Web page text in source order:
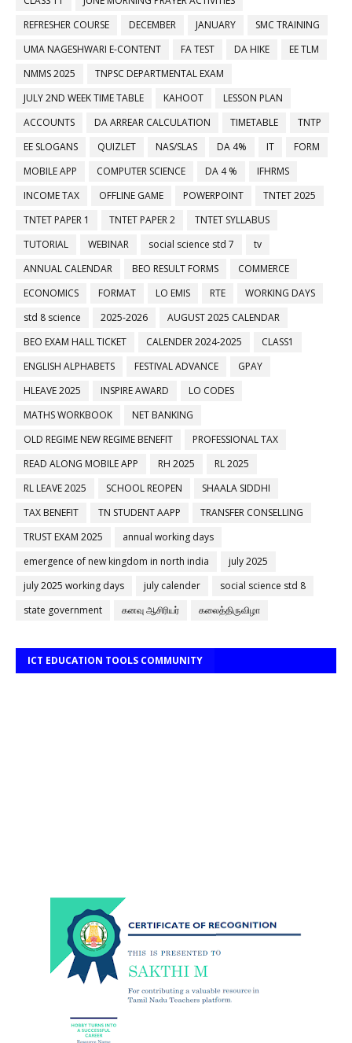
REFRESHER COURSE
DECEMBER JANUARY
SMC TRAINING
UMA NAGESHWARI E-CONTENT
FA TEST DA HIKE
EE TLM
NMMS 2025
TNPSC DEPARTMENTAL EXAM
JULY 2ND WEEK TIME TABLE
KAHOOT
LESSON PLAN
ACCOUNTS
DA ARREAR CALCULATION TIMETABLE
TNTP
EE SLOGANS
QUIZLET NAS/SLAS DA 4% IT
FORM
MOBILE APP
COMPUTER SCIENCE DA 4 %
IFHRMS
INCOME TAX
OFFLINE GAME POWERPOINT
TNTET 2025
TNTET PAPER 1
TNTET PAPER 2
TNTET SYLLABUS
TUTORIAL
WEBINAR social science std 7
tv
ANNUAL CALENDAR
BEO RESULT FORMS
COMMERCE
ECONOMICS
FORMAT LO EMIS RTE
WORKING DAYS
std 8 science
2025-2026
AUGUST 2025 CALENDAR
BEO EXAM HALL TICKET
CALENDER 2024-2025
CLASS1
ENGLISH ALPHABETS
FESTIVAL ADVANCE
GPAY
HLEAVE 2025
INSPIRE AWARD
LO CODES
MATHS WORKBOOK
NET BANKING
OLD REGIME NEW REGIME BENEFIT
PROFESSIONAL TAX
READ ALONG MOBILE APP
RH 2025
RL 2025
RL LEAVE 2025
SCHOOL REOPEN
SHAALA SIDDHI
TAX BENEFIT
TN STUDENT AAPP
TRANSFER CONSELLING
TRUST EXAM 2025
annual working days
emergence of new kingdom in north india
july 2025
july 2025 working days
july calender
social science std 8
state government
கனவு ஆசிரியர் கலைத்திருவிழா
ICT EDUCATION TOOLS COMMUNITY